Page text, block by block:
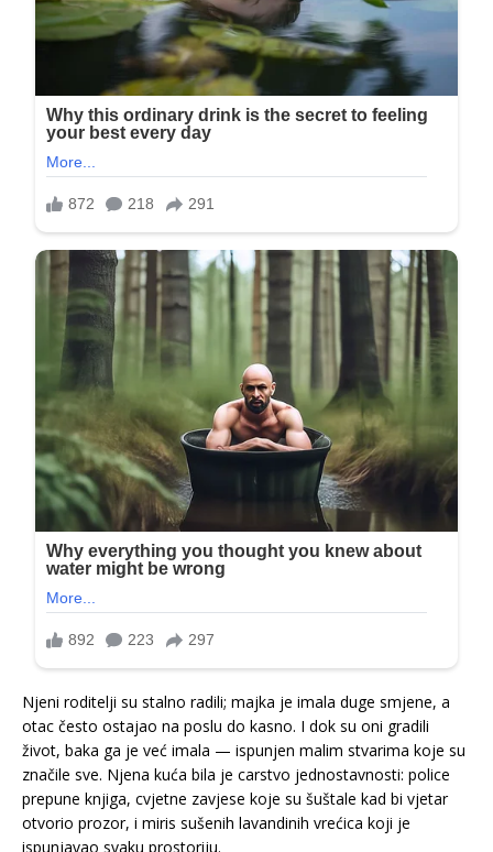
Njeni roditelji su stalno radili; majka je imala duge smjene, a
otac često ostajao na poslu do kasno. I dok su oni gradili
život, baka ga je već imala — ispunjen malim stvarima koje su
značile sve. Njena kuća bila je carstvo jednostavnosti: police
prepune knjiga, cvjetne zavjese koje su šuštale kad bi vjetar
otvorio prozor, i miris sušenih lavandinih vrećica koji je
ispunjavao svaku prostoriju.